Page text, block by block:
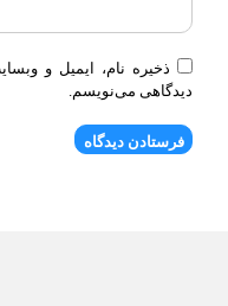
ذخیره نام، ایمیل و
دیدگاهی می‌نویسم.